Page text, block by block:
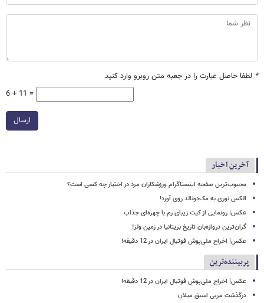
* لطفا حاصل عبارت را در جعبه متن روبرو وارد کنید
6 + 11 =
ارسال
آخرین اخبار
محبوب‌ترین صفحه اینستاگرام ورزشکاران مرد در اختیار چه کسی است؟
الکس نوری به مک‌دونالد روی آورد!
عکس| رونمایی از کیت زیبای رم با چهره‌ای جذاب
گران‌ترین دروازه‌بان تاریخ بریتانیا در زمین ولز!
عکس| اخراج ملی‌پوش فوتبال ایران در 12 دقیقه!
پربیننده‌ترین
عکس| اخراج ملی‌پوش فوتبال ایران در 12 دقیقه!
درگذشت مربی اسبق میلان